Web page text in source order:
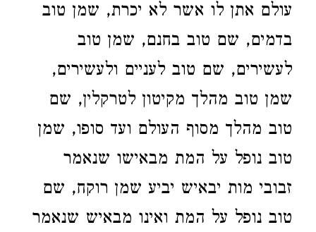
עולם אתן לו אשר לא יכרת, שמן טוב
בדמים, שם טוב בחנם, שמן טוב
לעשירים, שם טוב לעניים ולעשירים,
שמן טוב מהלך מקיטון לטרקלין, שם
טוב מהלך מסוף העולם ועד סופו, שמן
טוב נופל על המת מבאישו שנאמר
זבובי מות יבאיש יביע שמן רוקח, שם
טוב נופל על המת ואינו מבאיש שנאמר